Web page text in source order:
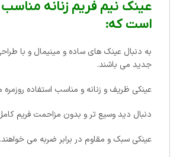
عینک نیم فریم زنانه مناسب
است که:
به دنبال عینک های ساده و مینیمال و با
جدید می باشند.
عینکی ظریف و زنانه و مناسب استفاده
دنبال دید وسیع تر و بدون مزاحمت فریم
عینکی سبک و مقاوم در برابر ضربه می خواهند.